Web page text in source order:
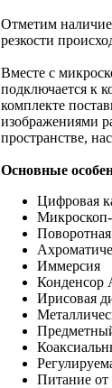
Отметим
резкости
Вместе с
подключается к
комплекте
изображениями
пространстве,
Основные
Цифровая
Поворотная
Иммерсия
Конденсор
Ирисовая
Питание от